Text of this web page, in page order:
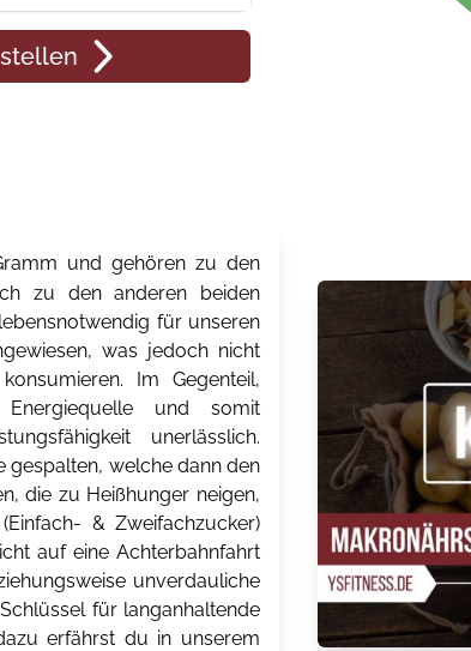
stellen
und gehören zu den
zu den anderen beiden
für unseren
was jedoch nicht
Im Gegenteil,
und somit
unerlässlich.
gespalten, welche dann den
die zu Heißhunger neigen,
& Zweifachzucker)
auf eine Achterbahnfahrt
unverdauliche
für langanhaltende
erfährst du in unserem